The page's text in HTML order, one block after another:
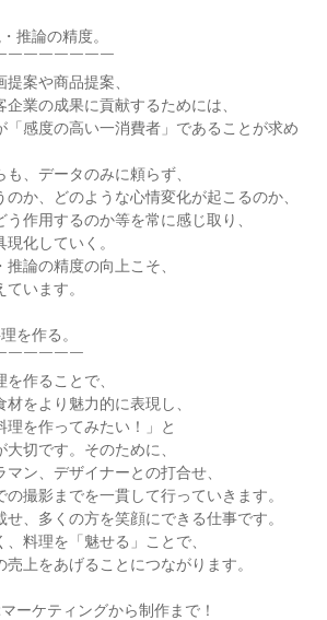
推論の精度。
￣￣￣￣￣￣￣
案や商品提案、
業の成果に貢献するためには、
「感度の高い一消費者」であることが求め
、データのみに頼らず、
か、どのような心情変化が起こるのか、
作用するのか等を常に感じ取り、
化していく。
論の精度の向上こそ、
います。
を作る。
￣￣￣￣￣
作ることで、
をより魅力的に表現し、
理を作ってみたい！」と
切です。そのために、
ン、デザイナーとの打合せ、
撮影までを一貫して行っていきます。
、多くの方を笑顔にできる仕事です。
料理を「魅せる」ことで、
上をあげることにつながります。
ーケティングから制作まで！